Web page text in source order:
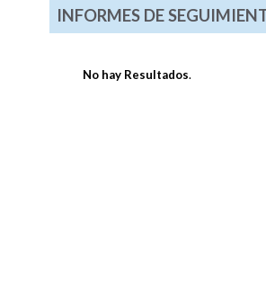
INFORMES DE
No hay Resultados.